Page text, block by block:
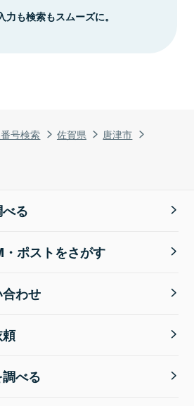
号検索 佐賀県
唐津市
も検索もスムーズに。
る
ポストをさがす
わせ
べる